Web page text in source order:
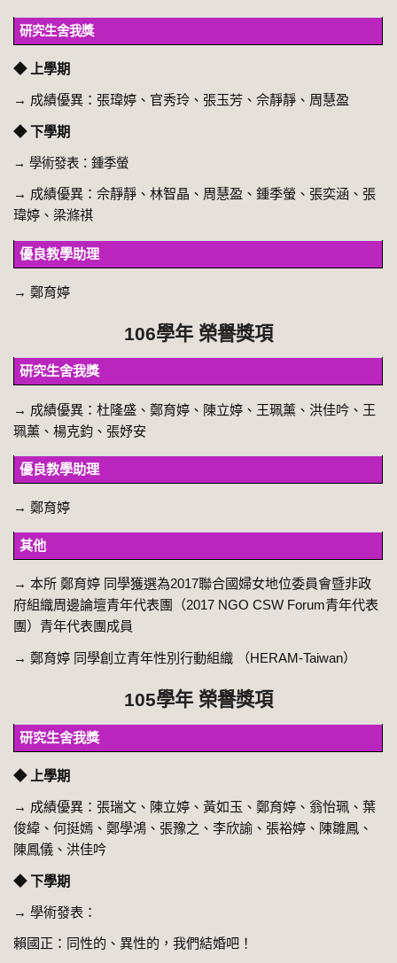
研究生舍我獎
◆ 上學期
→ 成績優異：張瑋婷、官秀玲、張玉芳、佘靜靜、周慧盈
◆ 下學期
→學術發表：鍾季螢
→ 成績優異：佘靜靜、林智晶、周慧盈、鍾季螢、張奕涵、張
瑋婷、梁滌祺
優良教學助理
→鄭育婷
106學年 榮譽獎項
研究生舍我獎
→ 成績優異：杜隆盛、鄭育婷、陳立婷、王珮薰、洪佳吟、王
珮薰、楊克鈞、張妤安
優良教學助理
→鄭育婷
其他
→本所 鄭育婷 同學獲選為2017聯合國婦女地位委員會暨非政
府組織周邊論壇青年代表團（2017 NGO CSW Forum青年代表
團）青年代表團成員
→鄭育婷 同學創立青年性別行動組織 （HERAM-Taiwan）
105學年 榮譽獎項
研究生舍我獎
◆ 上學期
→ 成績優異：張瑞文、陳立婷、黃如玉、鄭育婷、翁怡珮、葉
俊緯、何挺嫣、鄭學鴻、張豫之、李欣諭、張裕婷、陳雛鳳、
陳鳳儀、洪佳吟
◆ 下學期
→學術發表：
賴國正：同性的、異性的，我們結婚吧！